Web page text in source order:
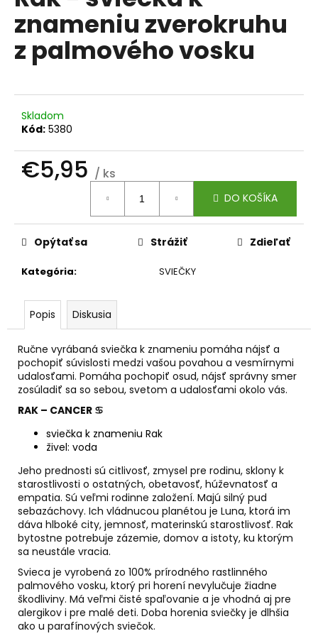
z
5
hviezdičiek.
znameniu zverokruhu
z palmového vosku
Skladom
Kód: 5380
€5,95 / ks
DO KOŠÍKA
Kategória: SVIEČKY
Opýtať sa Strážiť Zdieľať
Popis Diskusia
Ručne vyrábaná sviečka k znameniu pomáha nájsť a
pochopiť súvislosti medzi vašou povahou a vesmírnymi
udalosťami. Pomáha pochopiť osud, nájsť správny smer
zosúladiť sa so sebou, svetom a udalosťami okolo vás.
RAK – CANCER ♋
sviečka k znameniu Rak
živel: voda
Jeho prednosti sú citlivosť, zmysel pre rodinu, sklony k
starostlivosti o ostatných, obetavosť, húževnatosť a
empatia. Sú veľmi rodinne založení. Majú silný pud
sebazáchovy. Ich vládnucou planétou je Luna, ktorá im
dáva hlboké city, jemnosť, materinskú starostlivosť. Rak
bytostne potrebuje zázemie, domov a istoty, ku ktorým
sa neustále vracia.
Svieca je vyrobená zo 100% prírodného rastlinného
palmového vosku, ktorý pri horení nevylučuje žiadne
škodliviny. Má veľmi čisté spaľovanie a je vhodná aj pre
alergikov i pre malé deti. Doba horenia sviečky je dlhšia
ako u parafínových sviečok.
á
j
s
?
O
d
o
a
m
e
AGARICUS
€31,60